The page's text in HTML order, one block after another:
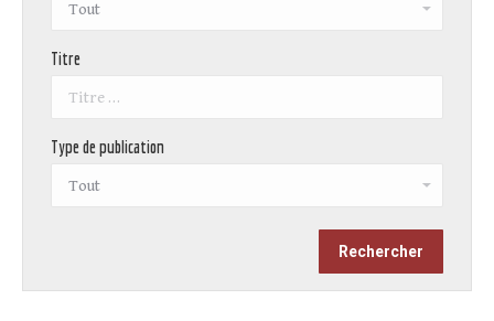
Titre
Type de publication